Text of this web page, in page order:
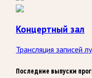
Концертный зал
Трансляция записей
Последние выпуски